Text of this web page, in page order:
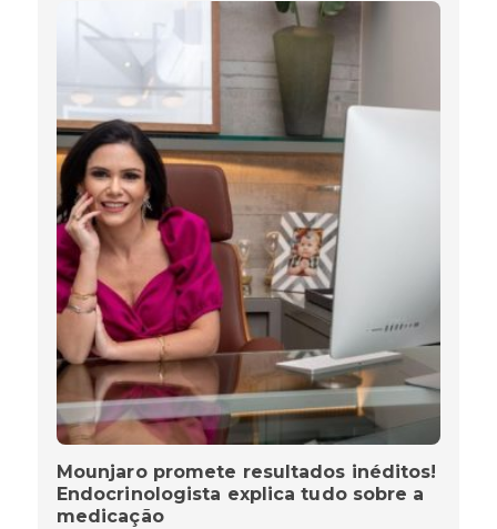
Mounjaro promete resultados inéditos!
Endocrinologista explica tudo sobre a
medicação